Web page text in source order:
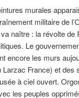
murales
militaire de
naître : la révolte
Le
encore les murs
Larzac France) et
à ciel ouvert.
les peuples